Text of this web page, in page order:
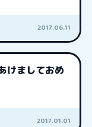
2017.06.11
けましておめ
2017.01.01